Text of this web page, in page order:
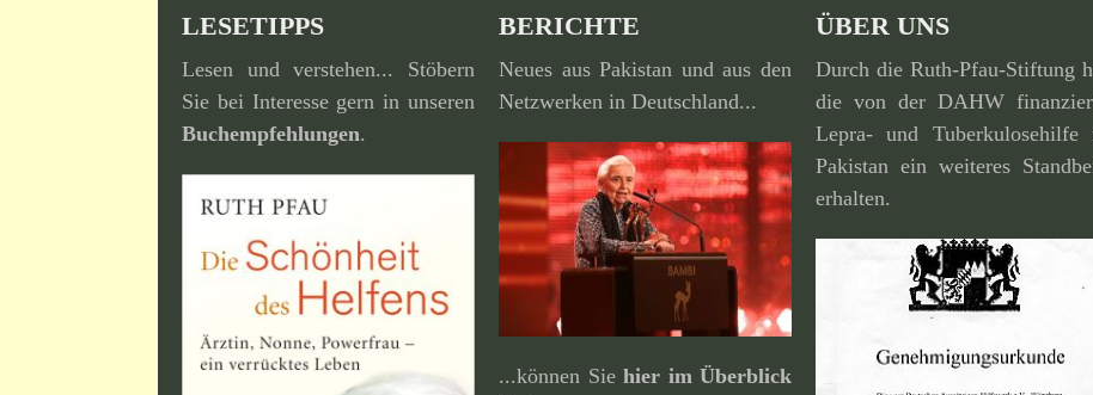
LESETIPPS
Lesen und verstehen... Stöbern
Sie bei Interesse gern in unseren
Buchempfehlungen.
BERICHTE
Neues aus Pakistan und aus den
Netzwerken in Deutschland...
...können Sie hier im Überblick
ÜBER UNS
Durch die Ruth-Pfau-Stiftung
die von der DAHW
Lepra- und Tuberkulosehilfe
Pakistan ein weiteres
erhalten.